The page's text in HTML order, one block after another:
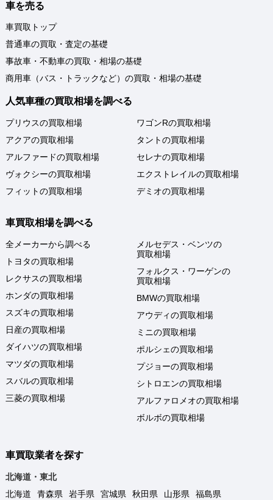
車を売る
車買取トップ
普通車の買取・査定の基礎
事故車・不動車の買取・相場の基礎
商用車（バス・トラックなど）の買取・相場の基礎
人気車種の買取相場を調べる
プリウスの買取相場
アクアの買取相場
アルファードの買取相場
ヴォクシーの買取相場
フィットの買取相場
ワゴンRの買取相場
タントの買取相場
セレナの買取相場
エクストレイルの買取相場
デミオの買取相場
車買取相場を調べる
全メーカーから調べる
トヨタの買取相場
レクサスの買取相場
ホンダの買取相場
スズキの買取相場
日産の買取相場
ダイハツの買取相場
マツダの買取相場
スバルの買取相場
三菱の買取相場
メルセデス・ベンツの
買取相場
フォルクス・ワーゲンの
買取相場
BMWの買取相場
アウディの買取相場
ミニの買取相場
ポルシェの買取相場
プジョーの買取相場
シトロエンの買取相場
アルファロメオの買取相場
ボルボの買取相場
車買取業者を探す
北海道・東北
北海道
青森県 岩手県 宮城県 秋田県 山形県
福島県